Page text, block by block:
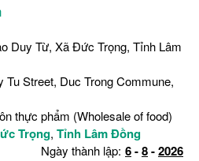
Duy Từ, Xã Đức Trọng, Tỉnh Lâm
Tu Street, Duc Trong Commune,
thực phẩm (Wholesale of food)
Trọng, Tỉnh Lâm Đồng
Ngày thành lập: 6-8-2026